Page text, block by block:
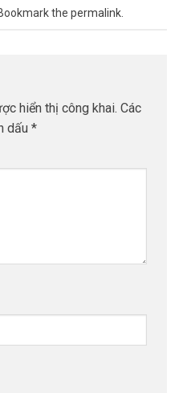
the permalink.
hiển thị công khai. Các
dấu *